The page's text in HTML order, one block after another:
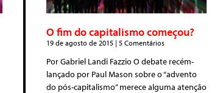
O fim do capitalismo começou?
19 de agosto de 2015 5 Comentários
Por Gabriel Landi Fazzio O debate recém-
lançado por Paul Mason sobre o “advento
do pós-capitalismo” merece alguma atenção